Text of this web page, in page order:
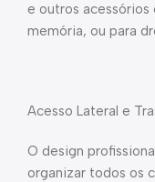
e outros
memória, ou para
Acesso Lateral e
O design
organizar todos os